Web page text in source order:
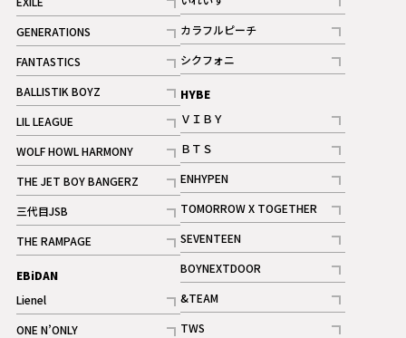
記事
GENERATIONS
記事
FANTASTICS
記事
BALLISTIK BOYZ
記事
LIL LEAGUE
記事
WOLF HOWL HARMONY
記事
THE JET BOY BANGERZ
記事
三代目JSB
記事
THE RAMPAGE
記事
ギャラリー
EBiDAN
Lienel
記事
ONE N’ONLY
ギャラリー
記事
ギャラリー
カラフルピーチ
記事
シクフォニ
記事
HYBE
ＶＩＢＹ
記事
ＢＴＳ
記事
ENHYPEN
記事
TOMORROW X TOGETHER
記事
ギャラリー
SEVENTEEN
記事
BOYNEXTDOOR
記事
&TEAM
記事
TWS